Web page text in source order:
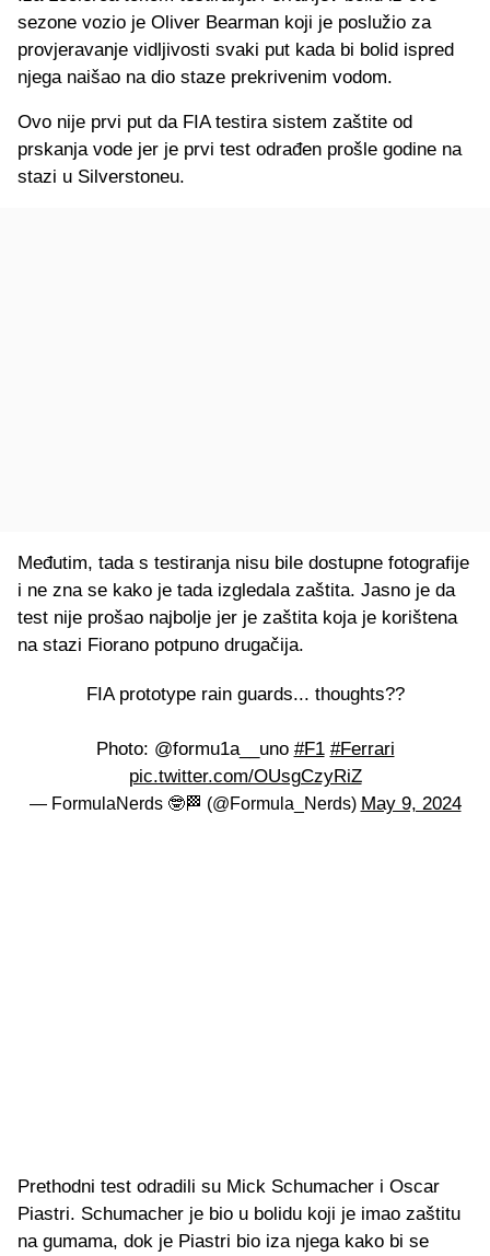
sezone vozio je Oliver Bearman koji je poslužio za
provjeravanje vidljivosti svaki put kada bi bolid ispred
njega naišao na dio staze prekrivenim vodom.
Ovo nije prvi put da FIA testira sistem zaštite od
prskanja vode jer je prvi test odrađen prošle godine na
stazi u Silverstoneu.
Međutim, tada s testiranja nisu bile dostupne fotografije
i ne zna se kako je tada izgledala zaštita. Jasno je da
test nije prošao najbolje jer je zaštita koja je korištena
na stazi Fiorano potpuno drugačija.
FIA prototype rain guards... thoughts??
Photo: @formu1a__uno #F1 #Ferrari
pic.twitter.com/OUsgCzyRiZ
— FormulaNerds 🤓🏁 (@Formula_Nerds) May 9, 2024
Prethodni test odradili su Mick Schumacher i Oscar
Piastri. Schumacher je bio u bolidu koji je imao zaštitu
na gumama, dok je Piastri bio iza njega kako bi se